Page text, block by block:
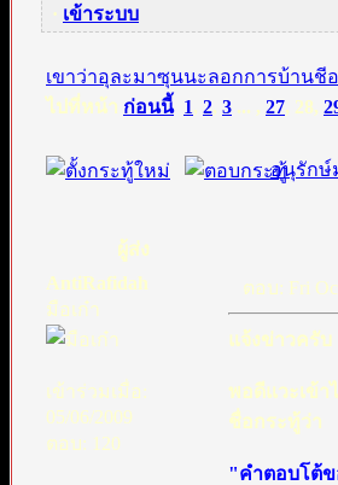
· เข้าระบบ
เขาว่าอุละมาซุนนะลอกการบ้านชี
ไปที่หน้า ก่อนนี้ 1, 2, 3 ... , 27, 28,
อนุรักษ์
ผู้ส่ง
AntiRafidah
มือเก๋า
เข้าร่วมเมื่อ:
05/06/2009
ตอบ: 120
ตอบ: Fri
แจ้งข่าวครับ
พอดีแวะเข้
ชื่อกระทู้ว่า
"คำตอบโต้ข